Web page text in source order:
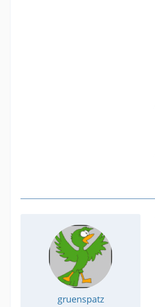
gruenspatz